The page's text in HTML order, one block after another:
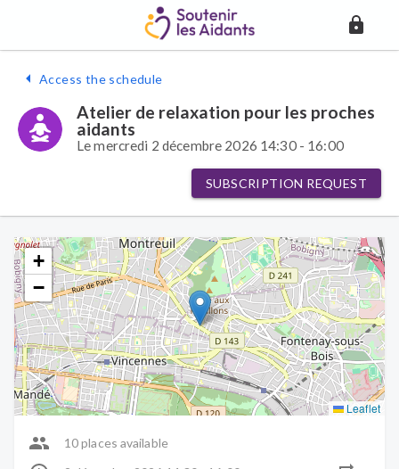
Access the schedule
Atelier de relaxation pour les proches
aidants
Le mercredi 2 décembre 2026 14:30 - 16:00
SUBSCRIPTION REQUEST
+
−
Leaflet
10 places available